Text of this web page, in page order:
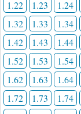
1.22 1.23 1.24
1.32
1.33 1.34
1.42
1.43 1.44
1.52
1.53 1.54
1.62
1.63 1.64
1.72
1.73 1.74